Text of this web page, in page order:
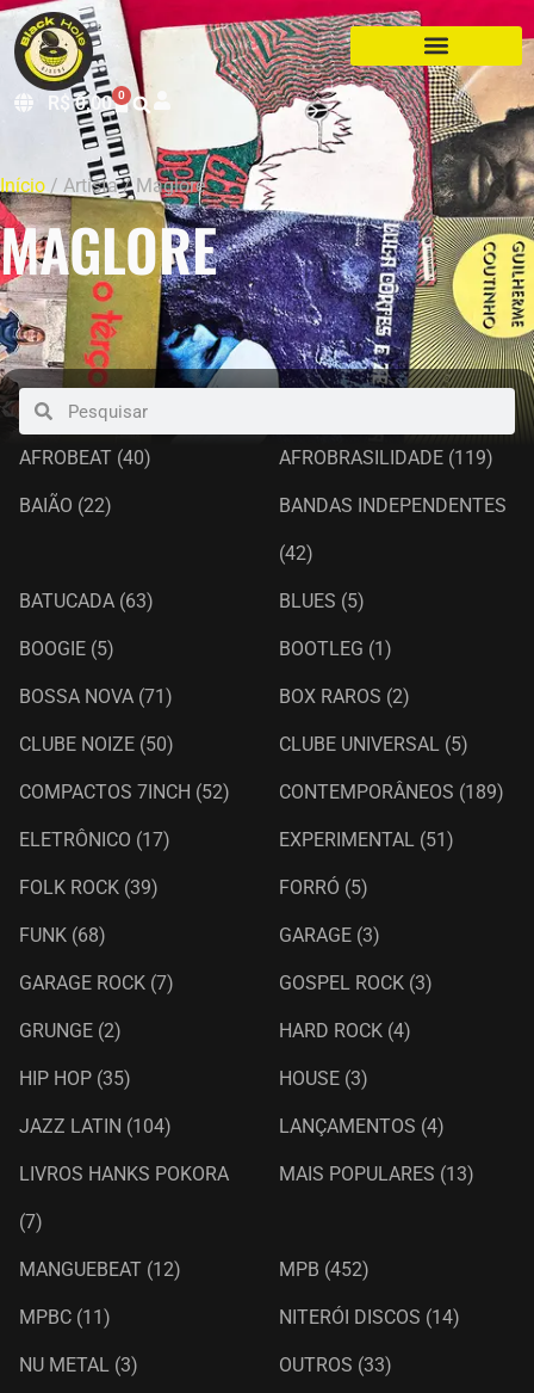
R$0,00 0
Início / Artista / Maglore
MAGLORE
AFROBEAT (40) AFROBRASILIDADE (119)
BAIÃO (22) BANDAS INDEPENDENTES
(42)
BATUCADA (63) BLUES (5)
BOOGIE (5) BOOTLEG (1)
BOSSA NOVA (71) BOX RAROS (2)
CLUBE NOIZE (50) CLUBE UNIVERSAL (5)
COMPACTOS 7INCH (52) CONTEMPORÂNEOS (189)
ELETRÔNICO (17) EXPERIMENTAL (51)
FOLK ROCK (39) FORRÓ (5)
FUNK (68) GARAGE (3)
GARAGE ROCK (7) GOSPEL ROCK (3)
GRUNGE (2) HARD ROCK (4)
HIP HOP (35) HOUSE (3)
JAZZ LATIN (104) LANÇAMENTOS (4)
LIVROS HANKS POKORA
(7)
MAIS POPULARES (13)
MANGUEBEAT (12) MPB (452)
MPBC (11) NITERÓI DISCOS (14)
NU METAL (3) OUTROS (33)